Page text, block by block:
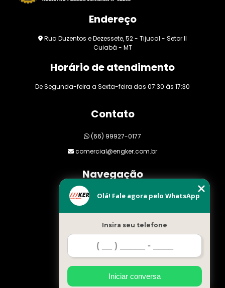
Endereço
Rua Duzentos e Dezessete, 52 - Tijucal - Setor II
Cuiabá - MT
Horário de atendimento
De Segunda-feira a Sexta-feira das 07:30 às 17:30
Contato
(66) 99927-0177
comercial@engker.com.br
Navegação
Home
Empresa
Clientes
Orçamento
Blog
Serviços
Olá! Fale agora pelo WhatsApp
Insira seu telefone
Iniciar conversa